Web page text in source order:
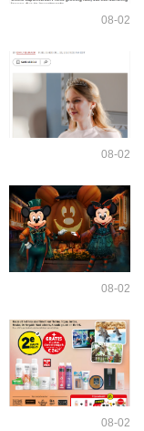
08-02
08-02
08-02
08-02